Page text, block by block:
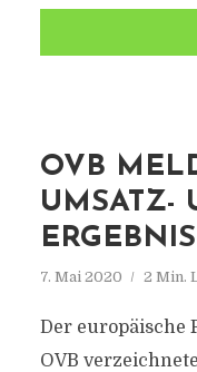
OVB
UMSATZ-
7. Mai 2020 2 Min.
Der
OVB